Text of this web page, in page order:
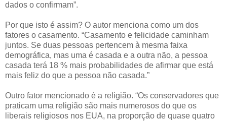
dados o confirmam”.
Por que isto é assim? O autor menciona como um dos
fatores o casamento. “Casamento e felicidade caminham
juntos. Se duas pessoas pertencem à mesma faixa
demográfica, mas uma é casada e a outra não, a pessoa
casada terá 18 % mais probabilidades de afirmar que está
mais feliz do que a pessoa não casada.”
Outro fator mencionado é a religião. “Os conservadores que
praticam uma religião são mais numerosos do que os
liberais religiosos nos EUA, na proporção de quase quatro